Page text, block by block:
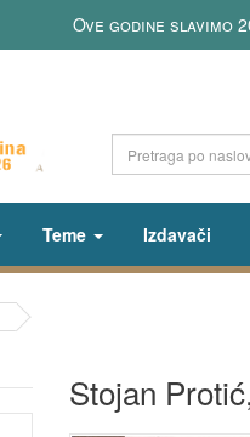
Ove godine slavimo
Teme Izdavači
Stojan